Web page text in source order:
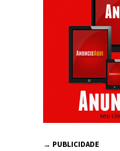
→ PUBLICIDADE